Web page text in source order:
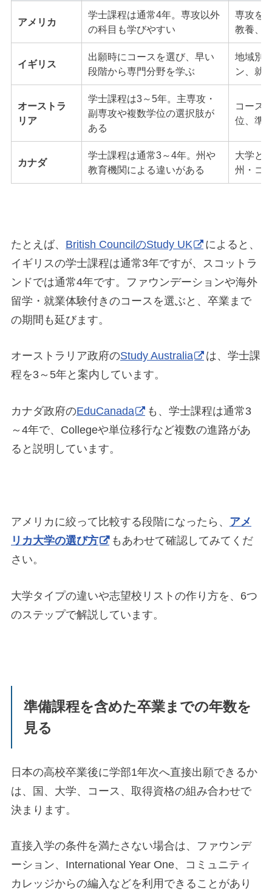
アメリカ
学士課程は通常4年。専攻以外
の科目も学びやすい
専攻を
教養、
イギリス
出願時にコースを選び、早い
段階から専門分野を学ぶ
地域別
ン、就
オーストラ
リア
学士課程は3～5年。主専攻・
副専攻や複数学位の選択肢が
ある
コース
位、準
カナダ
学士課程は通常3～4年。州や
教育機関による違いがある
大学と
州・コ
たとえば、 British CouncilのStudy UK
によると、
イギリスの学士課程は通常3年ですが、スコットラ
ンドでは通常4年です。ファウンデーションや海外
留学・就業体験付きのコースを選ぶと、卒業まで
の期間も延びます。
オーストラリア政府のStudy Australia
は、学士課
程を3～5年と案内しています。
カナダ政府のEduCanada
も、学士課程は通常3
～4年で、Collegeや単位移行など複数の進路があ
ると説明しています。
アメリカに絞って比較する段階になったら、 アメ
リカ大学の選び方
もあわせて確認してみてくだ
さい。
大学タイプの違いや志望校リストの作り方を、6つ
のステップで解説しています。
準備課程を含めた卒業までの年数を
見る
日本の高校卒業後に学部1年次へ直接出願できるか
は、国、大学、コース、取得資格の組み合わせで
決まります。
直接入学の条件を満たさない場合は、ファウンデ
ーション、International Year One、コミュニティ
カレッジからの編入などを利用できることがあり